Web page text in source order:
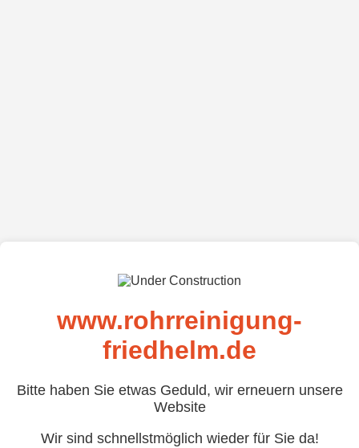
www.rohrreinigung-
friedhelm.de
Bitte haben Sie etwas Geduld, wir erneuern unsere
Website
Wir sind schnellstmöglich wieder für Sie da!